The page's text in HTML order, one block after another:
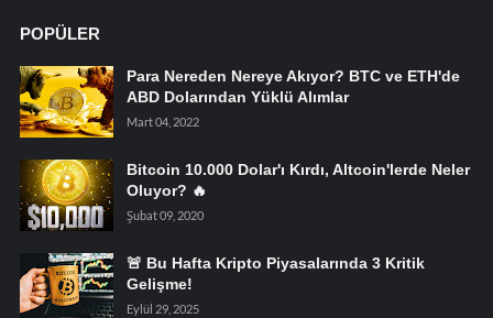
POPÜLER
Para Nereden Nereye Akıyor? BTC ve ETH'de
ABD Dolarından Yüklü Alımlar
Mart 04, 2022
Bitcoin 10.000 Dolar'ı Kırdı, Altcoin'lerde Neler
Oluyor? 🔥
Şubat 09, 2020
🚨 Bu Hafta Kripto Piyasalarında 3 Kritik
Gelişme!
Eylül 29, 2025